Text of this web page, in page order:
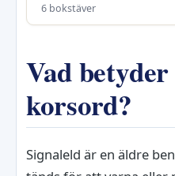
6 bokstäver
Vad
korsord?
Signaleld är en äldre